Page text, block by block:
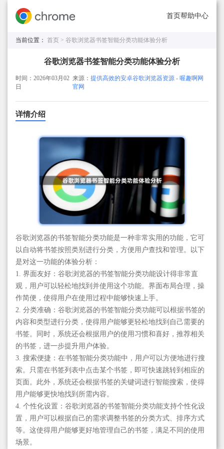
首页帮助中心
当前位置： 首页 > 谷歌浏览器书签智能分类功能体验分析
谷歌浏览器书签智能分类功能体验分析
时间：2026年03月02
日
来源：提供高效的安卓谷歌浏览器资源 - 喔趣啊网
官网
详情介绍
谷歌浏览器的书签智能分类功能是一种非常实用的功能，它可
以自动将书签按照类别进行分类，方便用户查找和管理。以下
是对这一功能的体验分析：
1. 界面友好：谷歌浏览器的书签智能分类功能设计得非常直
观，用户可以轻松地找到并使用这个功能。界面布局合理，操
作简便，使得用户在使用过程中能够快速上手。
2. 分类准确：谷歌浏览器的书签智能分类功能可以根据书签的
内容和类型进行分类，使得用户能够更轻松地找到自己需要的
书签。同时，系统还会根据用户的使用习惯和喜好，推荐相关
的书签，进一步提升用户体验。
3. 搜索便捷：在书签智能分类功能中，用户可以方便地进行搜
索。只需在书签列表中点击某个书签，即可快速跳转到相应的
页面。此外，系统还会根据书签的关键词进行智能搜索，使得
用户能够更快地找到所需内容。
4. 个性化设置：谷歌浏览器的书签智能分类功能支持个性化设
置，用户可以根据自己的需求调整书签的分类方式、排序方式
等。这使得用户能够更好地管理自己的书签，满足不同的使用
场景。